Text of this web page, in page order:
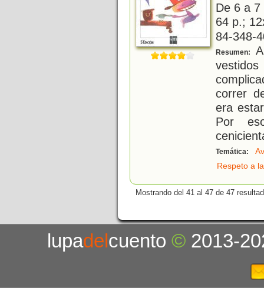
De 6 a
64 p.;
84-348-
Resumen:
correr
era
Por
Temática:
Respeto a
Mostrando del 41 al 47 de 47
lupadelcuento© 2013-